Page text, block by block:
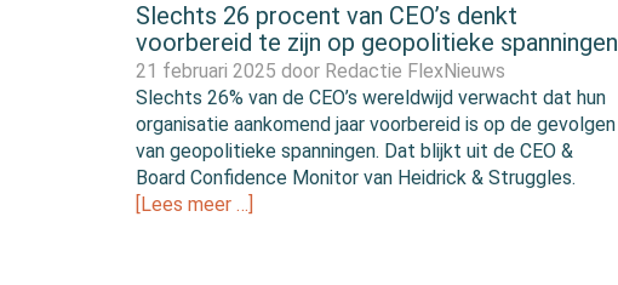
Slechts 26 procent van CEO’s denkt
voorbereid te zijn op geopolitieke spanningen
21 februari 2025 door Redactie FlexNieuws
Slechts 26% van de CEO’s wereldwijd verwacht dat hun
organisatie aankomend jaar voorbereid is op de gevolgen
van geopolitieke spanningen. Dat blijkt uit de CEO &
Board Confidence Monitor van Heidrick & Struggles.
[Lees meer …]